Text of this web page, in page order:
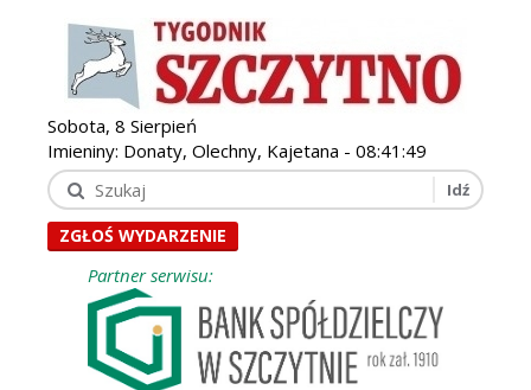
Sobota, 8 Sierpień
Imieniny: Donaty, Olechny, Kajetana - 08:41:50
ZGŁOŚ WYDARZENIE
Partner serwisu: